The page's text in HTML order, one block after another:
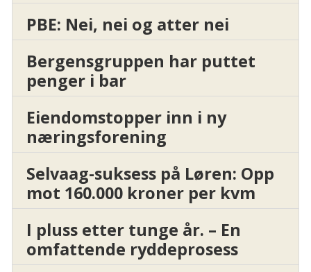
PBE: Nei, nei og atter nei
Bergensgruppen har puttet
penger i bar
Eiendomstopper inn i ny
næringsforening
Selvaag-suksess på Løren: Opp
mot 160.000 kroner per kvm
I pluss etter tunge år. – En
omfattende ryddeprosess